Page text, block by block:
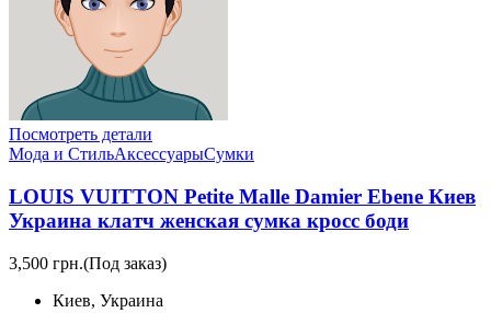
Посмотреть детали
Мода и СтильАксессуарыСумки
LOUIS VUITTON Petite Malle Damier Ebene Киев
Украина клатч женская сумка кросс боди
3,500 грн.(Под заказ)
Киев, Украина